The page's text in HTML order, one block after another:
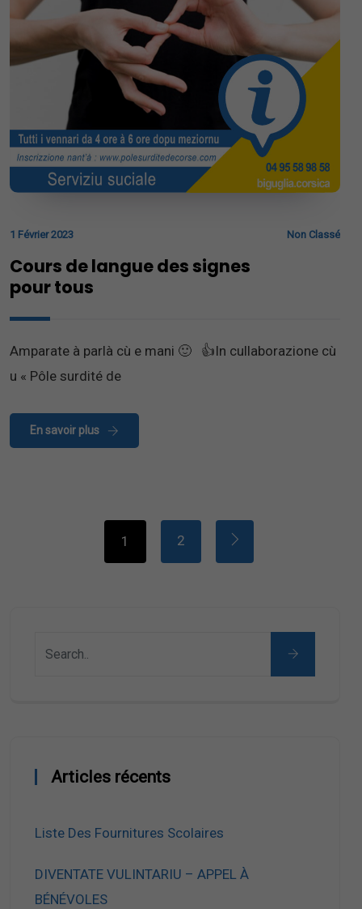
1 Février 2023 Non Classé
Cours de langue des signes
pour tous
Amparate à parlà cù e mani 🙂 👍In cullaborazione cù
u « Pôle surdité de
En savoir plus
1 2
Articles récents
Liste Des Fournitures Scolaires
DIVENTATE VULINTARIU – APPEL À
BÉNÉVOLES